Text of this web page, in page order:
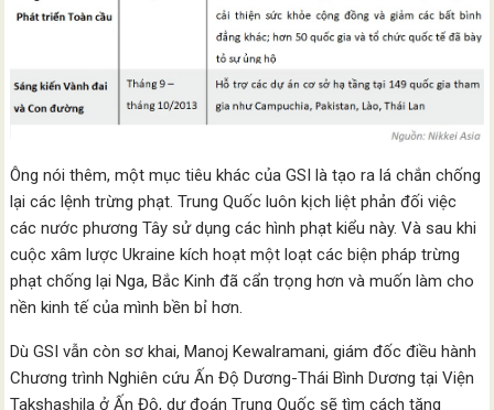
Ông nói thêm, một mục tiêu khác của GSI là tạo ra lá chắn chống
lại các lệnh trừng phạt. Trung Quốc luôn kịch liệt phản đối việc
các nước phương Tây sử dụng các hình phạt kiểu này. Và sau khi
cuộc xâm lược Ukraine kích hoạt một loạt các biện pháp trừng
phạt chống lại Nga, Bắc Kinh đã cẩn trọng hơn và muốn làm cho
nền kinh tế của mình bền bỉ hơn.
Dù GSI vẫn còn sơ khai, Manoj Kewalramani, giám đốc điều hành
Chương trình Nghiên cứu Ấn Độ Dương-Thái Bình Dương tại Viện
Takshashila ở Ấn Độ, dự đoán Trung Quốc sẽ tìm cách tăng